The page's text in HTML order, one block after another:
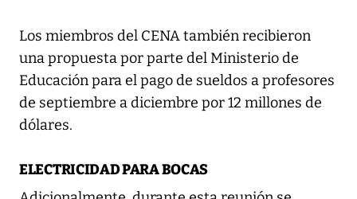
Los miembros del CENA también recibieron
una propuesta por parte del Ministerio de
Educación para el pago de sueldos a profesores
de septiembre a diciembre por 12 millones de
dólares.
ELECTRICIDAD PARA BOCAS